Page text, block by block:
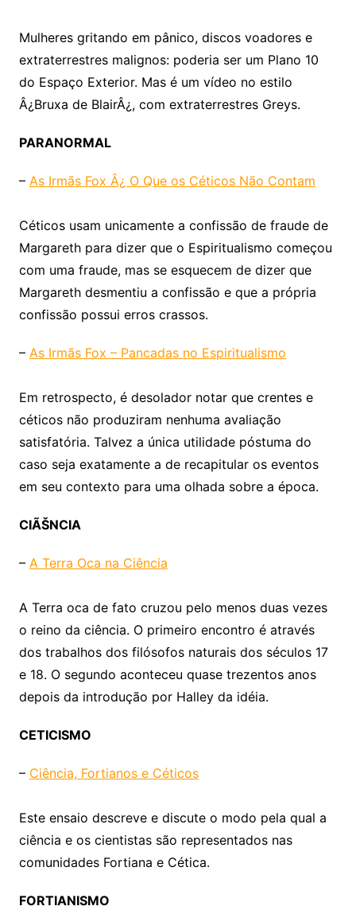
Mulheres gritando em pânico, discos voadores e
extraterrestres malignos: poderia ser um Plano 10
do Espaço Exterior. Mas é um vídeo no estilo
Â¿Bruxa de BlairÂ¿, com extraterrestres Greys.
PARANORMAL
– As Irmãs Fox Â¿ O Que os Céticos Não Contam
Céticos usam unicamente a confissão de fraude de
Margareth para dizer que o Espiritualismo começou
com uma fraude, mas se esquecem de dizer que
Margareth desmentiu a confissão e que a própria
confissão possui erros crassos.
– As Irmãs Fox – Pancadas no Espiritualismo
Em retrospecto, é desolador notar que crentes e
céticos não produziram nenhuma avaliação
satisfatória. Talvez a única utilidade póstuma do
caso seja exatamente a de recapitular os eventos
em seu contexto para uma olhada sobre a época.
CIÃŠNCIA
– A Terra Oca na Ciência
A Terra oca de fato cruzou pelo menos duas vezes
o reino da ciência. O primeiro encontro é através
dos trabalhos dos filósofos naturais dos séculos 17
e 18. O segundo aconteceu quase trezentos anos
depois da introdução por Halley da idéia.
CETICISMO
– Ciência, Fortianos e Céticos
Este ensaio descreve e discute o modo pela qual a
ciência e os cientistas são representados nas
comunidades Fortiana e Cética.
FORTIANISMO